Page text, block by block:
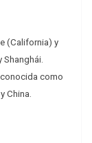
(California) y
Shanghái.
como
China.